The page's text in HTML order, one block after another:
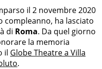
il 2 novembre 2020
ha lasciato
di Roma. Da quel giorno
la memoria
il Globe Theatre a Villa
.